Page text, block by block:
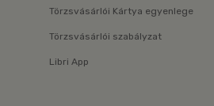
Törzsvásárlói Kártya egyenlege
Törzsvásárlói szabályzat
Libri App